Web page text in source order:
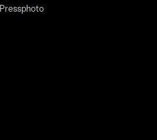
Pressphoto